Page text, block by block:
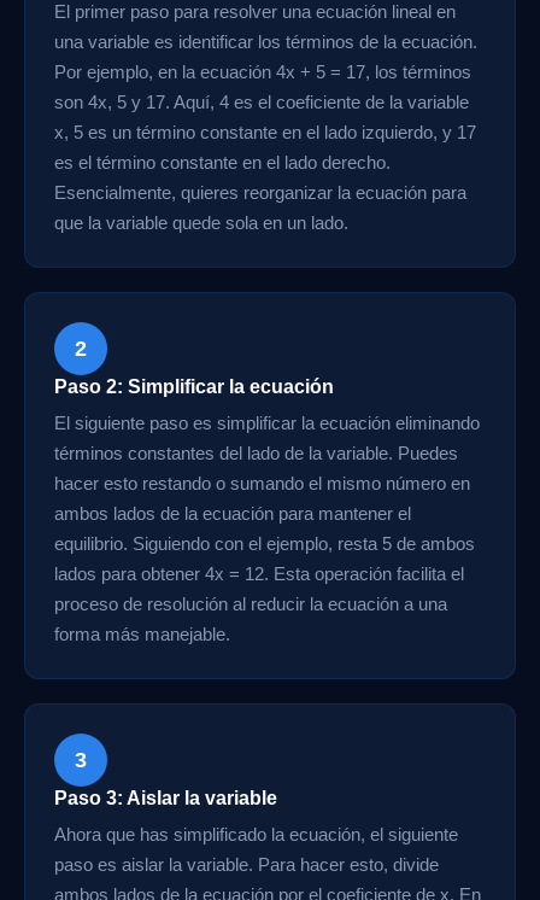
El primer paso para resolver una ecuación lineal en
una variable es identificar los términos de la ecuación.
Por ejemplo, en la ecuación 4x + 5 = 17, los términos
son 4x, 5 y 17. Aquí, 4 es el coeficiente de la variable
x, 5 es un término constante en el lado izquierdo, y 17
es el término constante en el lado derecho.
Esencialmente, quieres reorganizar la ecuación para
que la variable quede sola en un lado.
2
Paso 2: Simplificar la ecuación
El siguiente paso es simplificar la ecuación eliminando
términos constantes del lado de la variable. Puedes
hacer esto restando o sumando el mismo número en
ambos lados de la ecuación para mantener el
equilibrio. Siguiendo con el ejemplo, resta 5 de ambos
lados para obtener 4x = 12. Esta operación facilita el
proceso de resolución al reducir la ecuación a una
forma más manejable.
3
Paso 3: Aislar la variable
Ahora que has simplificado la ecuación, el siguiente
paso es aislar la variable. Para hacer esto, divide
ambos lados de la ecuación por el coeficiente de x. En